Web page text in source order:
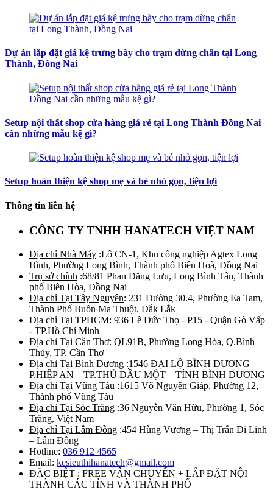
Dự án lắp đặt giá kệ trưng bày cho trạm dừng chân tại Long
Thành, Đồng Nai
Setup nội thất shop cửa hàng giá rẻ tại Long Thành Đồng Nai
cần những mẫu kệ gì?
Setup hoàn thiện kệ shop mẹ và bé nhỏ gọn, tiện lợi
Thông tin liên hệ
CÔNG TY TNHH HANATECH VIỆT NAM
Địa chỉ Nhà Máy :Lô CN-1, Khu công nghiệp Agtex Long
Bình, Phường Long Bình, Thành phố Biên Hoà, Đồng Nai
Trụ sở chính :68/81 Phan Đăng Lưu, Long Bình Tân, Thành
phố Biên Hòa, Đồng Nai
Địa chỉ Tại Tây Nguyên: 231 Đường 30.4, Phường Ea Tam,
Thành Phố Buôn Ma Thuột, Đắk Lắk
Địa chỉ Tại TPHCM: 936 Lê Đức Thọ - P15 - Quận Gò Vấp
- TP.Hồ Chí Minh
Địa chỉ Tại Cần Thơ: QL91B, Phường Long Hòa, Q.Bình
Thủy, TP. Cần Thơ
Địa chỉ Tại Bình Dương :1546 ĐẠI LỘ BÌNH DƯƠNG –
P.HIỆP AN – TP.THỦ DẦU MỘT – TỈNH BÌNH DƯƠNG
Địa chỉ Tại Vũng Tàu :1615 Võ Nguyên Giáp, Phường 12,
Thành phố Vũng Tàu
Địa chỉ Tại Sóc Trăng :36 Nguyễn Văn Hữu, Phường 1, Sóc
Trăng, Việt Nam
Địa chỉ Tại Lâm Đồng :454 Hùng Vương – Thị Trấn Di Linh
– Lâm Đồng
Hotline: 036 912 4565
Email: kesieuthihanatech@gmail.com
ĐẶC BIỆT : FREE VẬN CHUYỂN + LẮP ĐẶT NỘI
THÀNH CÁC TỈNH VÀ THÀNH PHỐ